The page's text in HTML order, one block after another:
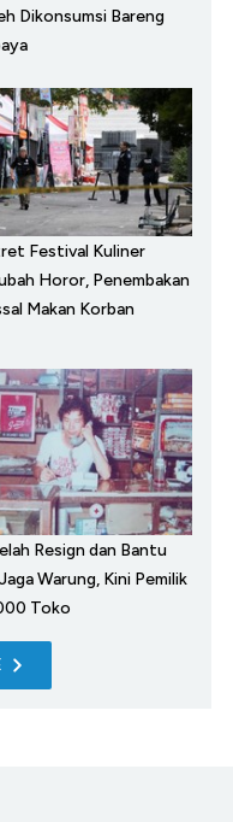
Dikonsumsi Bareng
Festival Kuliner
Horor, Penembakan
Makan Korban
Resign dan Bantu
Warung, Kini Pemilik
Toko